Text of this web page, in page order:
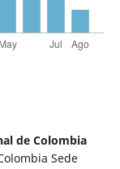
de Colombia
Sede